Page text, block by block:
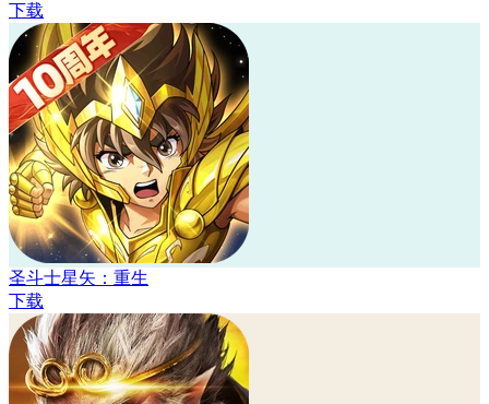
下载
圣斗士星矢：重生
下载